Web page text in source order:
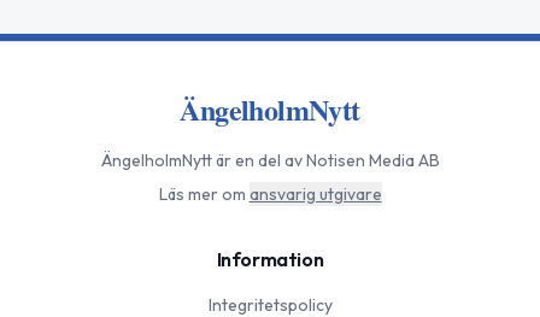
ÄngelholmNytt
ÄngelholmNyttär en del av Notisen Media AB
Läs mer om ansvarig utgivare
Information
Integritetspolicy